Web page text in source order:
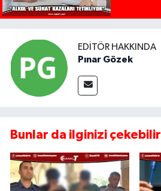
EDITÖR HAKKINDA
Pınar Gözek
Bunlar da ilginizi çekebilir